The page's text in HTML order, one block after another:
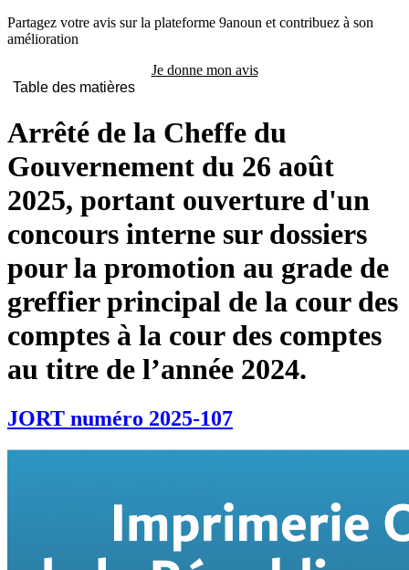
Partagez votre avis sur la plateforme 9anoun et contribuez à son
amélioration
Je donne mon avis
Table des matières
Arrêté de la Cheffe du
Gouvernement du 26 août
2025, portant ouverture d'un
concours interne sur dossiers
pour la promotion au grade de
greffier principal de la cour des
comptes à la cour des comptes
au titre de l’année 2024.
JORT numéro 2025-107